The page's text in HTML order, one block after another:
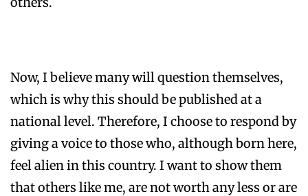
Now, I believe many will question themselves,
which is why this should be published at a
national level. Therefore, I choose to respond by
giving a voice to those who, although born here,
feel alien in this country. I want to show them
that others like me, are not worth any less or are